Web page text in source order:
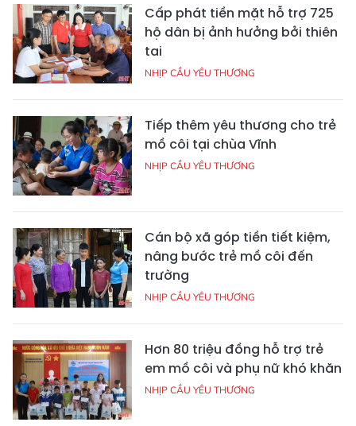
Cấp phát tiền mặt hỗ trợ 725
hộ dân bị ảnh hưởng bởi thiên
tai
NHỊP CẦU YÊU THƯƠNG
Tiếp thêm yêu thương cho trẻ
mồ côi tại chùa Vĩnh
NHỊP CẦU YÊU THƯƠNG
Cán bộ xã góp tiền tiết kiệm,
nâng bước trẻ mồ côi đến
trường
NHỊP CẦU YÊU THƯƠNG
Hơn 80 triệu đồng hỗ trợ trẻ
em mồ côi và phụ nữ khó khăn
NHỊP CẦU YÊU THƯƠNG